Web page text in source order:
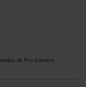
de Pro Gamers